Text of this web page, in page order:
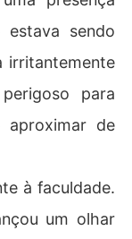
sendo
irritantemente
para
aproximar de
à faculdade.
um olhar